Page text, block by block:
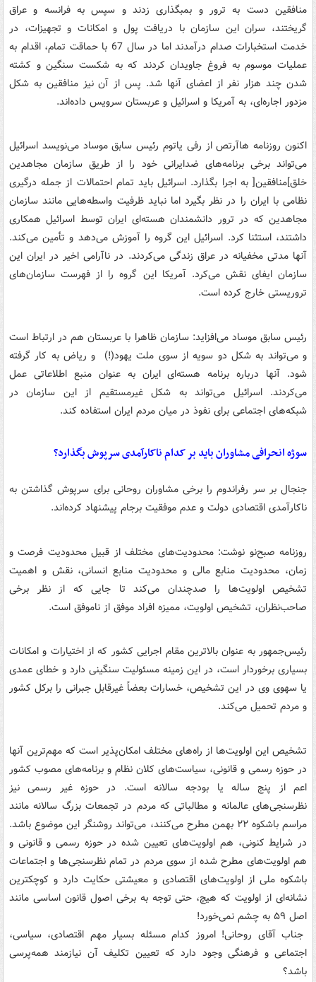
منافقین دست به ترور و بمبگذاری زدند و سپس به فرانسه و عراق
گریختند، سران این سازمان با دریافت پول و امکانات و تجهیزات، در
خدمت استخبارات صدام درآمدند اما در سال 67 با حماقت تمام، اقدام به
عملیات موسوم به فروغ جاویدان کردند که به شکست سنگین و کشته
شدن چند هزار نفر از اعضای آنها شد. پس از آن نیز منافقین به شکل
مزدور اجاره‌ای، به آمریکا و اسرائیل و عربستان سرویس داده‌اند.
اکنون روزنامه‌ هاآرتص از رفی یاتوم رئیس سابق موساد می‌نویسد اسرائیل
می‌تواند برخی برنامه‌های ضدایرانی خود را از طریق سازمان مجاهدین
خلق]منافقین[ به اجرا بگذارد. اسرائیل باید تمام احتمالات از جمله درگیری
نظامی با ایران را در نظر بگیرد اما نباید ظرفیت واسطه‌هایی مانند سازمان
مجاهدین که در ترور دانشمندان هسته‌ای ایران توسط اسرائیل همکاری
داشتند، استثنا کرد. اسرائیل این گروه را آموزش می‌دهد و تأمین می‌کند.
آنها مدتی مخفیانه در عراق زندگی می‌کردند. در ناآرامی اخیر در ایران این
سازمان ایفای نقش می‌کرد. آمریکا این گروه را از فهرست سازمان‌های
تروریستی خارج کرده است.
رئیس سابق موساد می‌افزاید: سازمان ظاهرا با عربستان هم در ارتباط است
و می‌تواند به شکل دو سویه از سوی ملت یهود(!) و ریاض به کار گرفته
شود. آنها درباره برنامه هسته‌ای ایران به عنوان منبع اطلاعاتی عمل
می‌کردند. اسرائیل می‌تواند به شکل غیرمستقیم از این سازمان در
شبکه‌های اجتماعی برای نفوذ در میان مردم ایران استفاده کند.
سوژه انحرافی مشاوران باید بر کدام ناکارآمدی سرپوش بگذارد؟
جنجال بر سر رفراندوم را برخی مشاوران روحانی برای سرپوش گذاشتن به
ناکارآمدی اقتصادی دولت و عدم موفقیت برجام پیشنهاد کرده‌اند.
روزنامه صبح‌نو نوشت: محدودیت‌های مختلف از قبیل محدودیت فرصت و
زمان، محدودیت منابع مالی و محدودیت منابع انسانی، نقش و اهمیت
تشخیص اولویت‌ها را صدچندان می‌کند تا جایی که از نظر برخی
صاحب‌نظران، تشخیص اولویت، ممیزه افراد موفق از ناموفق است.
رئیس‌جمهور به عنوان بالاترین مقام اجرایی کشور که از اختیارات و امکانات
بسیاری برخوردار است، در این زمینه مسئولیت سنگینی دارد و خطای عمدی
یا سهوی وی در این تشخیص، خسارات بعضاً غیرقابل جبرانی را برکل کشور
و مردم تحمیل می‌کند.
تشخیص این اولویت‌ها از راه‌های مختلف امکان‌پذیر است که مهم‌ترین آنها
در حوزه رسمی و قانونی، سیاست‌های کلان نظام و برنامه‌های مصوب کشور
اعم از پنج ساله یا بودجه سالانه است. در حوزه غیر رسمی نیز
نظرسنجی‌های عالمانه و مطالباتی که مردم در تجمعات بزرگ سالانه مانند
مراسم باشکوه ۲۲ بهمن مطرح می‌کنند، می‌تواند روشنگر این موضوع باشد.
در شرایط کنونی، هم اولویت‌های تعیین شده در حوزه رسمی و قانونی و
هم اولویت‌های مطرح شده از سوی مردم در تمام نظرسنجی‌ها و اجتماعات
باشکوه ملی از اولویت‌های اقتصادی و معیشتی حکایت دارد و کوچکترین
نشانه‌ای از اولویت که هیچ، حتی توجه به برخی اصول قانون اساسی مانند
اصل ۵۹ به چشم نمی‌خورد!
جناب آقای روحانی! امروز کدام مسئله بسیار مهم اقتصادی، سیاسی،
اجتماعی و فرهنگی وجود دارد که تعیین تکلیف آن نیازمند همه‌پرسی
باشد؟